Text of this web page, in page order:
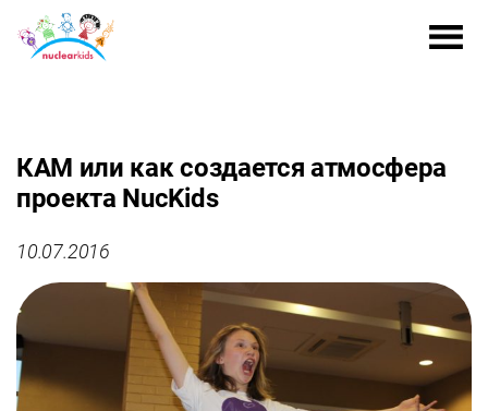
КАМ или как создается атмосфера
проекта NucKids
10.07.2016